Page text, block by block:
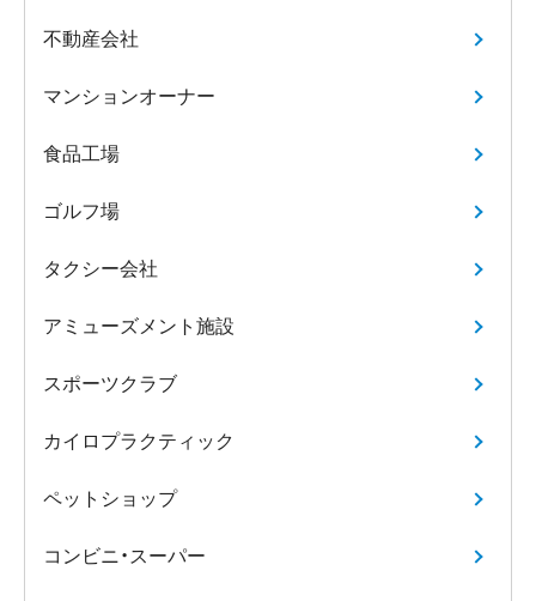
不動産会社
マンションオーナー
食品工場
ゴルフ場
タクシー会社
アミューズメント施設
スポーツクラブ
カイロプラクティック
ペットショップ
コンビニ・スーパー